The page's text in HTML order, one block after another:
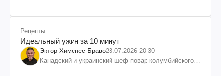
Рецепты
Идеальный ужин за 10 минут
Эктор Хименес-Браво23.07.2026 20:30
Канадский и украинский шеф-повар колумбийского